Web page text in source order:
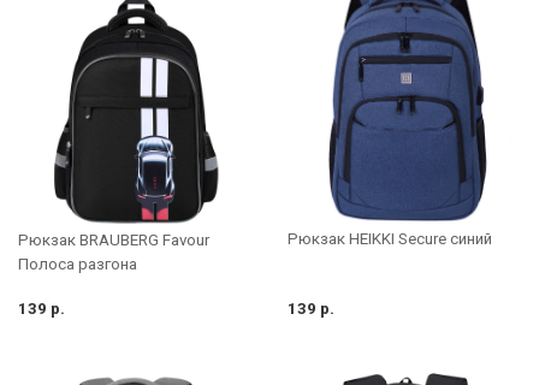
Рюкзак BRAUBERG Favour
Полоса разгона
139 р.
Рюкзак HEIKKI Secure синий
139 р.